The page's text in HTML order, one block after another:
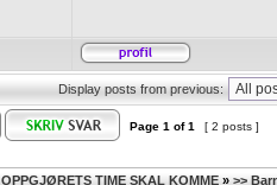
Display posts from previous:
Page 1 of1 [ 2 posts ]
OPPGJØRETS TIME SKAL KOMME » >>